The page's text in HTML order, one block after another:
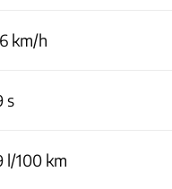
km/h
s
l/100 km